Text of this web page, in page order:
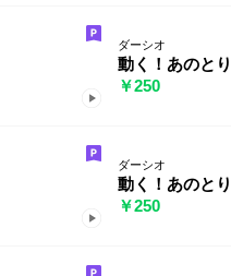
ダーシオ
動く！あのと
￥250
ダーシオ
動く！あのと
￥250